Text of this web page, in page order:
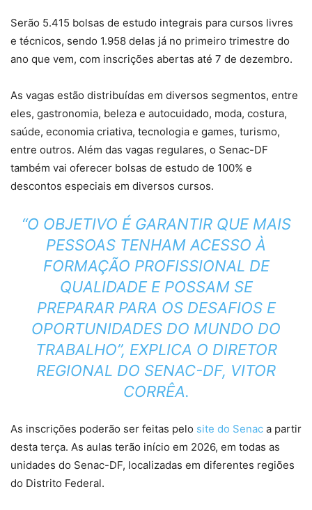
Serão 5.415 bolsas de estudo integrais para cursos livres
e técnicos, sendo 1.958 delas já no primeiro trimestre do
ano que vem, com inscrições abertas até 7 de dezembro.
As vagas estão distribuídas em diversos segmentos, entre
eles, gastronomia, beleza e autocuidado, moda, costura,
saúde, economia criativa, tecnologia e games, turismo,
entre outros. Além das vagas regulares, o Senac-DF
também vai oferecer bolsas de estudo de 100% e
descontos especiais em diversos cursos.
“O OBJETIVO É GARANTIR QUE MAIS
PESSOAS TENHAM ACESSO À
FORMAÇÃO PROFISSIONAL DE
QUALIDADE E POSSAM SE
PREPARAR PARA OS DESAFIOS E
OPORTUNIDADES DO MUNDO DO
TRABALHO”, EXPLICA O DIRETOR
REGIONAL DO SENAC-DF, VITOR
CORRÊA.
As inscrições poderão ser feitas pelo site do Senac a partir
desta terça. As aulas terão início em 2026, em todas as
unidades do Senac-DF, localizadas em diferentes regiões
do Distrito Federal.